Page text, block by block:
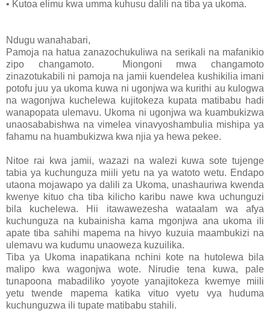
• Kutoa elimu kwa umma kuhusu dalili na tiba ya ukoma.
Ndugu wanahabari,
Pamoja na hatua zanazochukuliwa na serikali na mafanikio
zipo changamoto. Miongoni mwa changamoto
zinazotukabili ni pamoja na jamii kuendelea kushikilia imani
potofu juu ya ukoma kuwa ni ugonjwa wa kurithi au kulogwa
na wagonjwa kuchelewa kujitokeza kupata matibabu hadi
wanapopata ulemavu. Ukoma ni ugonjwa wa kuambukizwa
unaosababishwa na vimelea vinavyoshambulia mishipa ya
fahamu na huambukizwa kwa njia ya hewa pekee.
Nitoe rai kwa jamii, wazazi na walezi kuwa sote tujenge
tabia ya kuchunguza miili yetu na ya watoto wetu. Endapo
utaona mojawapo ya dalili za Ukoma, unashauriwa kwenda
kwenye kituo cha tiba kilicho karibu nawe kwa uchunguzi
bila kuchelewa. Hii itawawezesha wataalam wa afya
kuchunguza na kubainisha kama mgonjwa ana ukoma ili
apate tiba sahihi mapema na hivyo kuzuia maambukizi na
ulemavu wa kudumu unaoweza kuzuilika.
Tiba ya Ukoma inapatikana nchini kote na hutolewa bila
malipo kwa wagonjwa wote. Nirudie tena kuwa, pale
tunapoona mabadiliko yoyote yanajitokeza kwemye miili
yetu twende mapema katika vituo vyetu vya huduma
kuchunguzwa ili tupate matibabu stahili.